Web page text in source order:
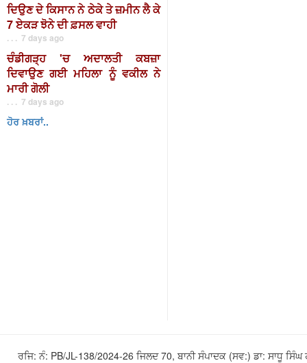
ਦਿਉਣ ਦੇ ਕਿਸਾਨ ਨੇ ਠੇਕੇ ਤੇ ਜ਼ਮੀਨ ਲੈ ਕੇ
7 ਏਕੜ ਝੋਨੇ ਦੀ ਫ਼ਸਲ ਵਾਹੀ
. . . 7 days ago
ਚੰਡੀਗੜ੍ਹ 'ਚ ਅਦਾਲਤੀ ਕਬਜ਼ਾ
ਦਿਵਾਉਣ ਗਈ ਮਹਿਲਾ ਨੂੰ ਵਕੀਲ ਨੇ
ਮਾਰੀ ਗੋਲੀ
. . . 7 days ago
ਹੋਰ ਖ਼ਬਰਾਂ..
ਰਜਿ: ਨੰ: PB/JL-138/2024-26 ਜਿਲਦ 70, ਬਾਨੀ ਸੰਪਾਦਕ (ਸਵ:) ਡਾ: ਸਾਧੂ